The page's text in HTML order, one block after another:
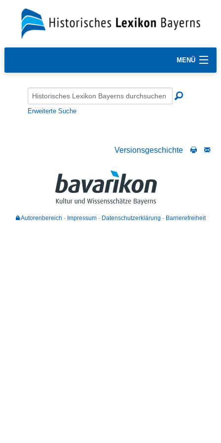
MENÜ
Erweiterte Suche
Versionsgeschichte
Autorenbereich Impressum Datenschutzerklärung Barrierefreiheit